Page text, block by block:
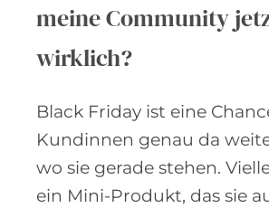
meine Community
wirklich?
Black Friday ist eine
Kundinnen genau da
wo sie gerade stehen.
ein Mini-Produkt, das sie